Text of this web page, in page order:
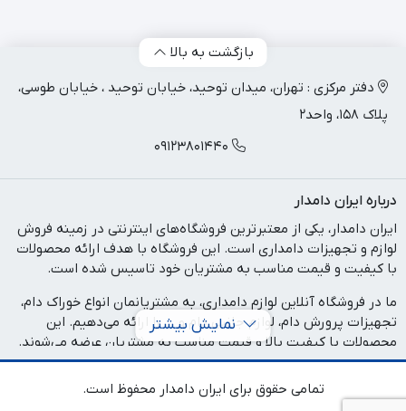
بازگشت به بالا
دفتر مرکزی : تهران، میدان توحید، خیابان توحید ، خیابان طوسی،
پلاک 158، واحد2
09123801440
درباره ایران دامدار
ایران دامدار، یکی از معتبرترین فروشگاه‌های اینترنتی در زمینه فروش
لوازم و تجهیزات دامداری است. این فروشگاه با هدف ارائه محصولات
با کیفیت و قیمت مناسب به مشتریان خود تاسیس شده است.
ما در فروشگاه آنلاین لوازم دامداری، به مشتریانمان انواع خوراک دام،
تجهیزات پرورش دام، لوازم جانبی دام و ... را ارائه می‌دهیم. این
محصولات با کیفیت بالا و قیمت مناسب به مشتریان عرضه می‌شوند.
با کیفیت، به رضایت مشتریان خود برسیم. همچنین، تیم پشتیبانی ما
نمایش بیشتر
تمامی حقوق برای ایران دامدار محفوظ است.